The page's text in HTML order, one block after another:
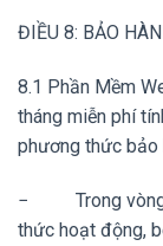
ĐIỀU 8: BẢO
8.1 Phần Mềm
tháng miễn phí
phương thức bảo
− Trong vòng
thức hoạt động,